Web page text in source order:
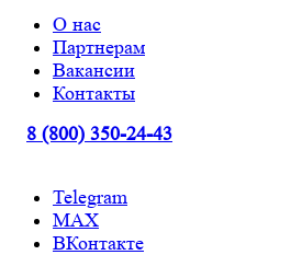
О нас
Партнерам
Вакансии
Контакты
8 (800) 350-24-43
Telegram
МАХ
ВКонтакте